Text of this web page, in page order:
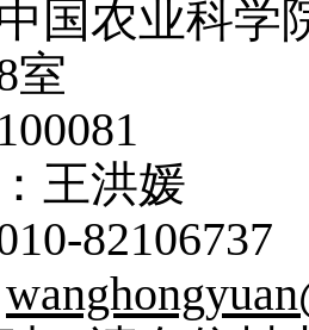
国农业科学
室
王洪媛
82106737